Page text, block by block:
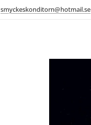
smyckeskonditorn@hotmail.se